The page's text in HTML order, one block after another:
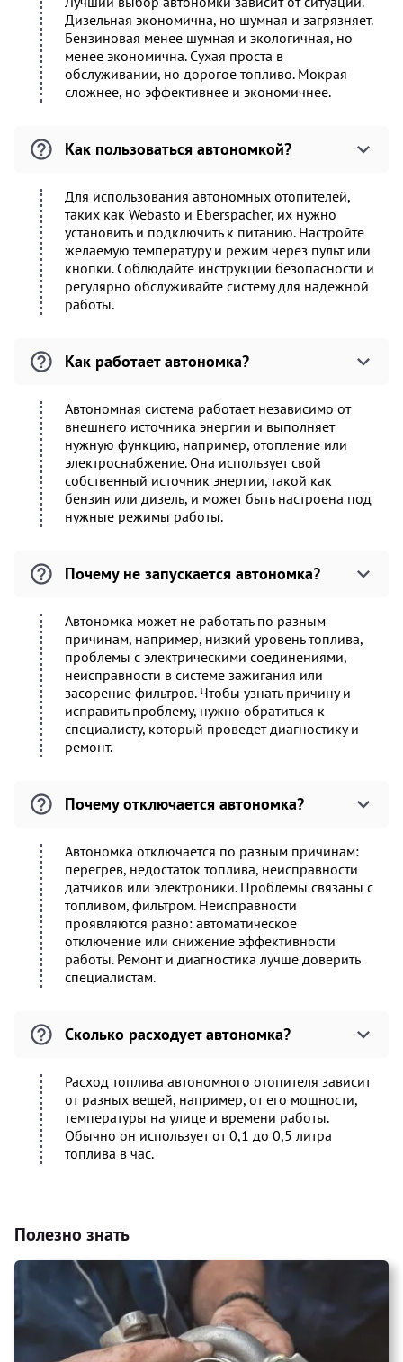
Дизельная экономична, но шумная и загрязняет.
Бензиновая менее шумная и экологичная, но
менее экономична. Сухая проста в
обслуживании, но дорогое топливо. Мокрая
сложнее, но эффективнее и экономичнее.
Как пользоваться автономкой?
Для использования автономных отопителей,
таких как Webasto и Eberspacher, их нужно
установить и подключить к питанию. Настройте
желаемую температуру и режим через пульт или
кнопки. Соблюдайте инструкции безопасности и
регулярно обслуживайте систему для надежной
работы.
Как работает автономка?
Автономная система работает независимо от
внешнего источника энергии и выполняет
нужную функцию, например, отопление или
электроснабжение. Она использует свой
собственный источник энергии, такой как
бензин или дизель, и может быть настроена под
нужные режимы работы.
Почему не запускается автономка?
Автономка может не работать по разным
причинам, например, низкий уровень топлива,
проблемы с электрическими соединениями,
неисправности в системе зажигания или
засорение фильтров. Чтобы узнать причину и
исправить проблему, нужно обратиться к
специалисту, который проведет диагностику и
ремонт.
Почему отключается автономка?
Автономка отключается по разным причинам:
перегрев, недостаток топлива, неисправности
датчиков или электроники. Проблемы связаны с
топливом, фильтром. Неисправности
проявляются разно: автоматическое
отключение или снижение эффективности
работы. Ремонт и диагностика лучше доверить
специалистам.
Сколько расходует автономка?
Расход топлива автономного отопителя зависит
от разных вещей, например, от его мощности,
температуры на улице и времени работы.
Обычно он использует от 0,1 до 0,5 литра
топлива в час.
Полезно знать